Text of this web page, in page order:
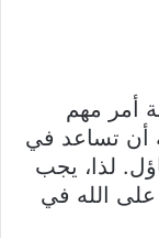
أمر مهم
أن تساعد في
لذا، يجب
على الله في